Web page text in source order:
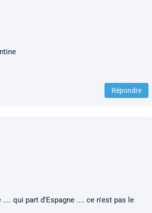
Répondre
.... qui part d'Espagne .... ce n'est pas le